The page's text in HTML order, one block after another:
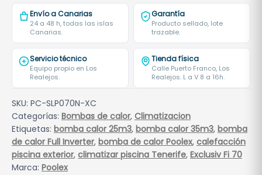
e
l
o
o
l
e
x
Envío a Canarias
24 a 48 h, todas las islas
Canarias.
Garantía
Producto sellado, lote
trazable.
Servicio técnico
Equipo propio en Los
Realejos.
Tienda física
Calle Puerto Franco, Los
Realejos. L a V 8 a 16h.
SKU: PC-SLP070N-XC
Categorías: Bombas de calor, Climatizacion
Etiquetas: bomba calor 25m3, bomba calor 35m3, bomba
de calor Full Inverter, bomba de calor Poolex, calefacción
piscina exterior, climatizar piscina Tenerife, Exclusiv Fi 70
Marca: Poolex